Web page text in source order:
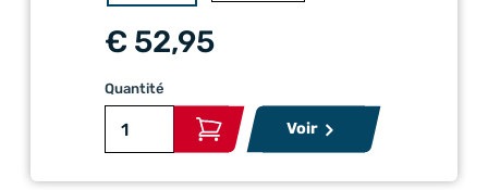
€ 52,95
Quantité
Voir